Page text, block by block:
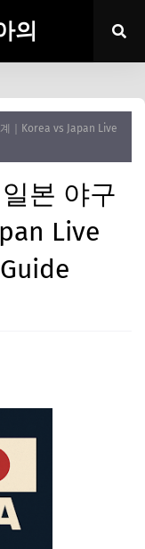
의
｜Korea vs Japan Live
본 야구
Live